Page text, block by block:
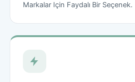
Markalar Için Faydalı Bir Seçenek.